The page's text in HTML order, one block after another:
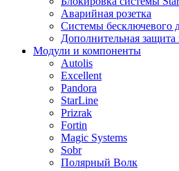
Аварийная розетка
Системы бесключевого
Дополнительная защита
Модули и компоненты
Autolis
Excellent
Pandora
StarLine
Prizrak
Fortin
Magic Systems
Sobr
Полярный Волк